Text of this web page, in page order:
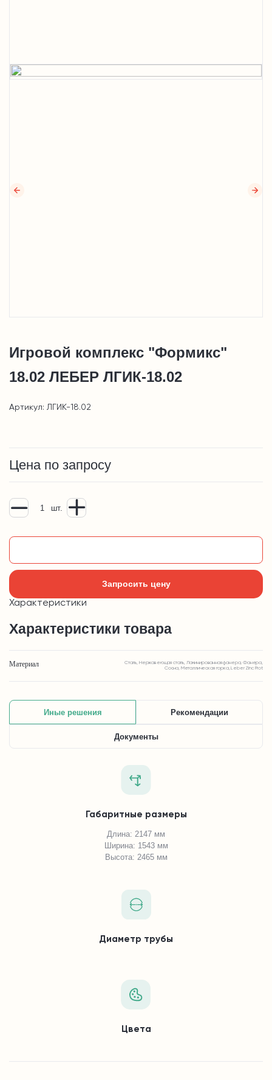
Игровой комплекс "Формикс"
18.02 ЛЕБЕР ЛГИК-18.02
Артикул: ЛГИК-18.02
Цена по запросу
шт.
Запросить цену
Характеристики
Характеристики товара
Материал
Сталь, Нержавеющая сталь, Ламинированная фанера, Фанера,
Сосна, Металлическая горка, Leber Zinc Prot
Иные решения Рекомендации
Документы
Габаритные размеры
Длина: 2147 мм
Ширина: 1543 мм
Высота: 2465 мм
Диаметр трубы
Цвета